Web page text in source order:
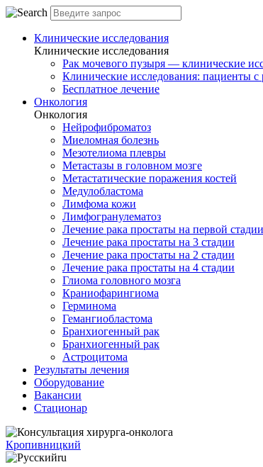
Клинические исследования
Клинические исследования
Рак мочевого пузыря — клинические
Клинические исследования: пациенты с
Бесплатное лечение
Онкология
Онкология
Нейрофиброматоз
Миеломная болезнь
Мезотелиома плевры
Метастазы в головном мозге
Метастатические поражения костей
Медулобластома
Лимфома кожи
Лимфогранулематоз
Лечение рака простаты на первой стадии
Лечение рака простаты на 3 стадии
Лечение рака простаты на 2 стадии
Лечение рака простаты на 4 стадии
Глиома головного мозга
Краниофарингиома
Герминома
Гемангиобластома
Бранхиогенный рак
Бранхиогенный рак
Астроцитома
Результаты лечения
Оборудование
Вакансии
Стационар
Кропивницкий
ru